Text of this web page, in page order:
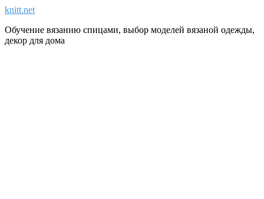
knitt.net
Обучение вязанию спицами, выбор моделей вязаной одежды,
декор для дома